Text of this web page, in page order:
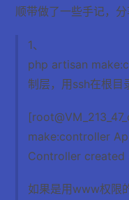
顺带做了一些手记，分
1、
php artisan
制层，用ssh在根目
make:controller
Controller created
如果是用www权限